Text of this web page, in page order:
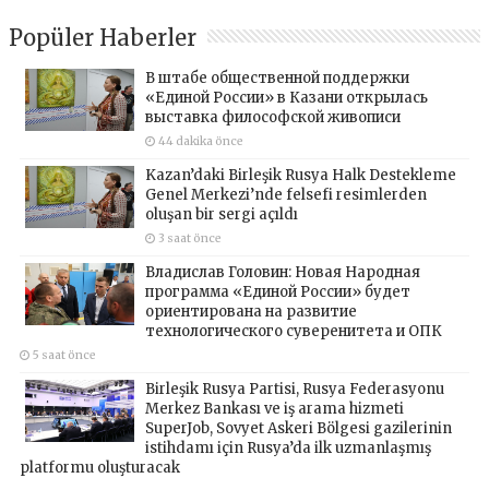
Popüler Haberler
В штабе общественной поддержки
«Единой России» в Казани открылась
выставка философской живописи
44 dakika önce
Kazan’daki Birleşik Rusya Halk Destekleme
Genel Merkezi’nde felsefi resimlerden
oluşan bir sergi açıldı
3 saat önce
Владислав Головин: Новая Народная
программа «Единой России» будет
ориентирована на развитие
технологического суверенитета и ОПК
5 saat önce
Birleşik Rusya Partisi, Rusya Federasyonu
Merkez Bankası ve iş arama hizmeti
SuperJob, Sovyet Askeri Bölgesi gazilerinin
istihdamı için Rusya’da ilk uzmanlaşmış
platformu oluşturacak